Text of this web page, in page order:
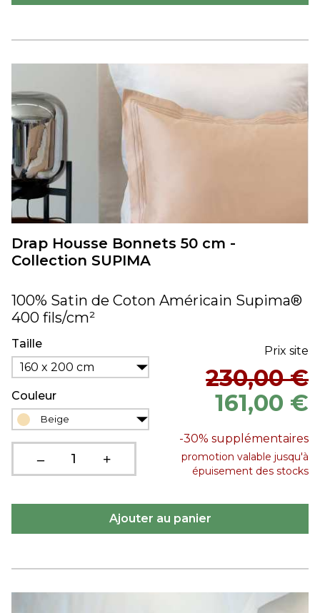
Drap Housse Bonnets 50 cm -
Collection SUPIMA
100% Satin de Coton Américain Supima®
400 fils/cm²
Taille
160 x 200 cm
Couleur
Beige
Prix site
230,00 €
161,00 €
-30% supplémentaires
promotion valable jusqu'à
épuisement des stocks